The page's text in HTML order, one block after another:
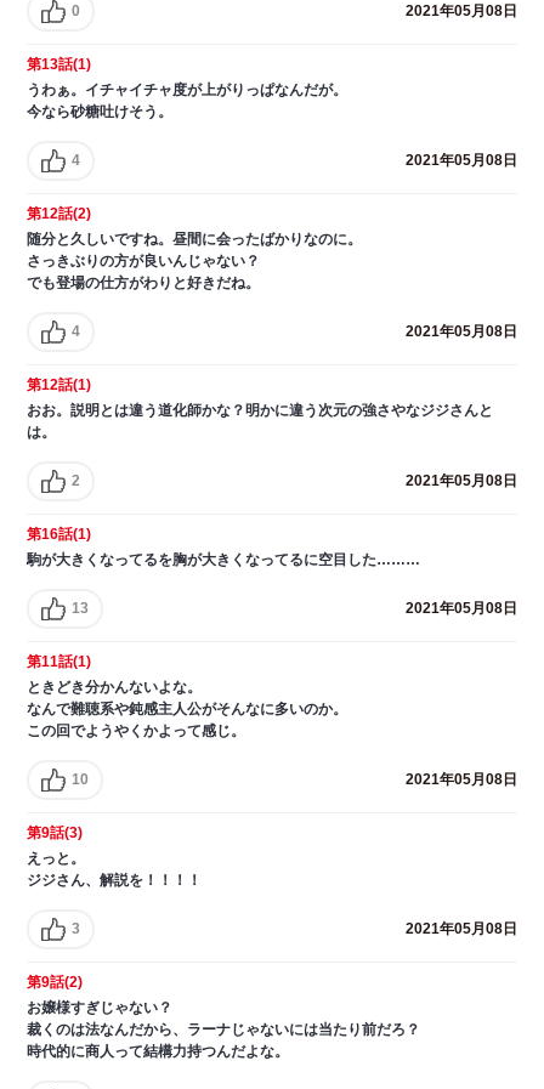
0 2021年05月08日
第13話(1)
うわぁ。イチャイチャ度が上がりっぱなんだが。
今なら砂糖吐けそう。
4 2021年05月08日
第12話(2)
随分と久しいですね。昼間に会ったばかりなのに。
さっきぶりの方が良いんじゃない？
でも登場の仕方がわりと好きだね。
4 2021年05月08日
第12話(1)
おお。説明とは違う道化師かな？明かに違う次元の強さやなジジさんと
は。
2 2021年05月08日
第16話(1)
駒が大きくなってるを胸が大きくなってるに空目した………
13 2021年05月08日
第11話(1)
ときどき分かんないよな。
なんで難聴系や鈍感主人公がそんなに多いのか。
この回でようやくかよって感じ。
10 2021年05月08日
第9話(3)
えっと。
ジジさん、解説を！！！！
3 2021年05月08日
第9話(2)
お嬢様すぎじゃない？
裁くのは法なんだから、ラーナじゃないには当たり前だろ？
時代的に商人って結構力持つんだよな。